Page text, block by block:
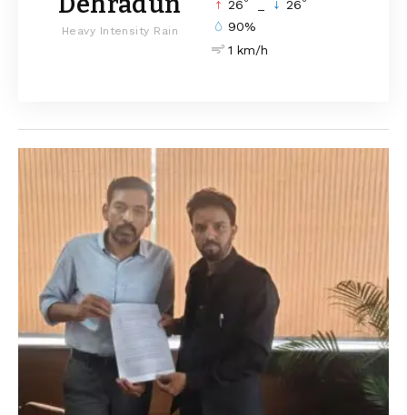
Heavy Intensity Rain
26 26
90%
1 km/h